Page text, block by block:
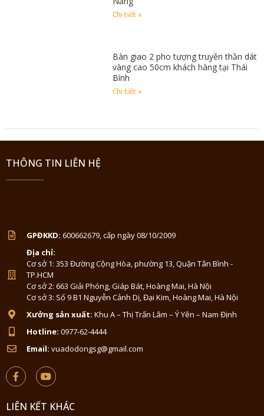
Chi tiết »
Bàn giao 2 pho tượng truyền thần dát
vàng cao 50cm khách hàng tại Thái
Bình
Chi tiết »
THÔNG TIN LIÊN HỆ
GPĐKKD: 600662679, cấp ngày 08/10/2009
Địa chỉ:
Cơ sở 1: 353 Đường Cộng Hòa, phường 13, Quận Tân Bình -
TP.HCM
Cơ sở 2: 663 Giải Phóng, Giáp Bát, Hoàng Mai, Hà Nội
Cơ sở 3: Số 9 B1 Nguyễn Cảnh Dị, Đại Kim, Hoàng Mai, Hà Nội
Xưởng sản xuất: Khu A – Thị Trấn Lâm – Ý Yên – Nam Định
Hotline: 0977-62-4444
Email: vuadodongsg@gmail.com
LIÊN KẾT KHÁC